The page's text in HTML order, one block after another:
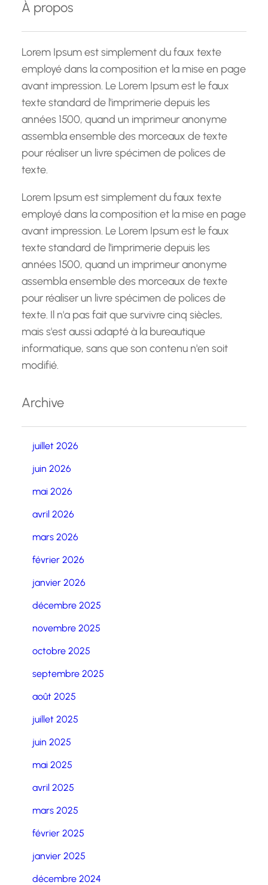
r
c
h
À propos
Lorem Ipsum est simplement du faux texte
employé dans la composition et la mise en page
avant impression. Le Lorem Ipsum est le faux
texte standard de l'imprimerie depuis les
années 1500, quand un imprimeur anonyme
assembla ensemble des morceaux de texte
pour réaliser un livre spécimen de polices de
texte.
Lorem Ipsum est simplement du faux texte
employé dans la composition et la mise en page
avant impression. Le Lorem Ipsum est le faux
texte standard de l'imprimerie depuis les
années 1500, quand un imprimeur anonyme
assembla ensemble des morceaux de texte
pour réaliser un livre spécimen de polices de
texte. Il n'a pas fait que survivre cinq siècles,
mais s'est aussi adapté à la bureautique
informatique, sans que son contenu n'en soit
modifié.
Archive
juillet 2026
juin 2026
mai 2026
avril 2026
mars 2026
février 2026
janvier 2026
décembre 2025
novembre 2025
octobre 2025
septembre 2025
août 2025
juillet 2025
juin 2025
mai 2025
avril 2025
mars 2025
février 2025
janvier 2025
décembre 2024